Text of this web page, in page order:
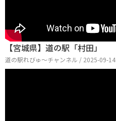
【宮城県】道の駅「村田」
道の駅れびゅ〜チャンネル / 2025-09-14